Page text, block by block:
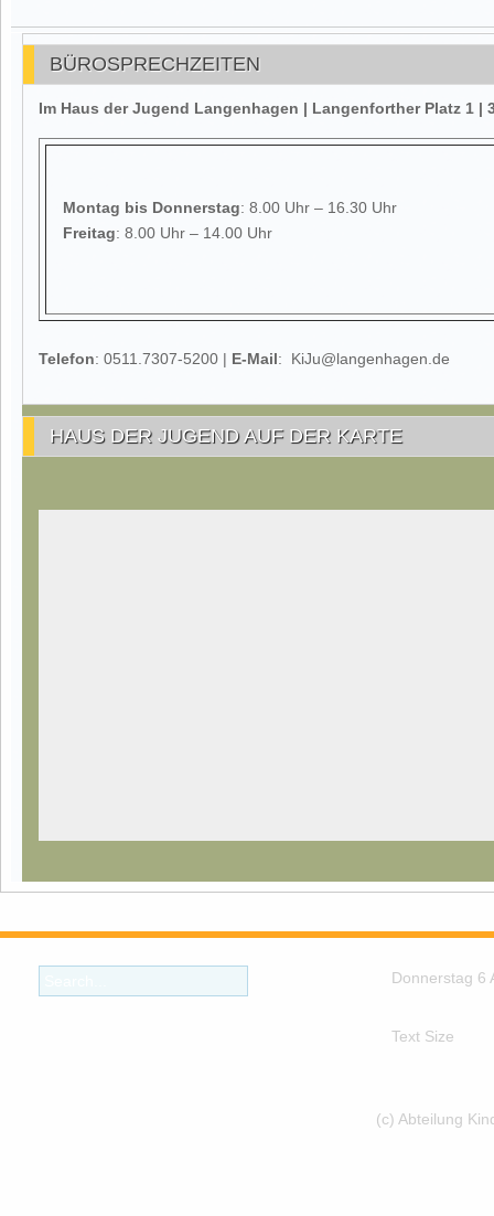
BÜROSPRECHZEITEN
Im Haus der Jugend Langenhagen | Langenforther Platz 1 |
Montag bis Donnerstag: 8.00 Uhr – 16.30 Uhr
Freitag: 8.00 Uhr – 14.00 Uhr
Telefon: 0511.7307-5200 | E-Mail: KiJu@langenhagen.de
HAUS DER JUGEND AUF DER KARTE
Donnerstag 6
Text Size
(c) Abteilung